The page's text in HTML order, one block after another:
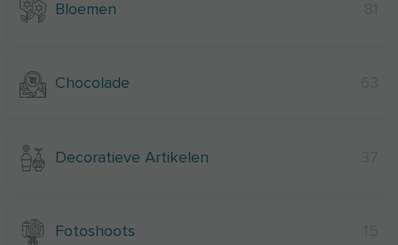
Bloemen
Chocolade
Decoratieve Artikelen
Fotoshoots